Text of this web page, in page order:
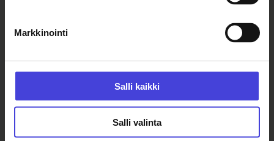
Markkinointi
Salli kaikki
Salli valinta
Harvinaista herkkua on myös
The Double
industrial-musiikkivideoista
Neuvostoliiton hajoamisen jälkeiseltä
ajalta. Nykyhetkestä katsottuna
underground-muusikoiden